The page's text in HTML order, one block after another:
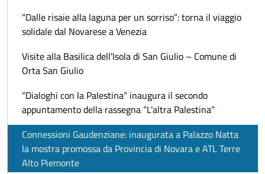
“Dalle risaie alla laguna per un sorriso”: torna il viaggio
solidale dal Novarese a Venezia
Visite alla Basilica dell’Isola di San Giulio – Comune di
Orta San Giulio
“Dialoghi con la Palestina” inaugura il secondo
appuntamento della rassegna “L’altra Palestina”
Connessioni Gaudenziane: inaugurata a Palazzo Natta
la mostra promossa da Provincia di Novara e ATL Terre
Alto Piemonte